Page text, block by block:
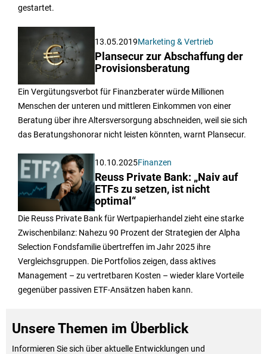
gestartet.
13.05.2019Marketing & Vertrieb
Plansecur zur Abschaffung der
Provisionsberatung
Ein Vergütungsverbot für Finanzberater würde Millionen
Menschen der unteren und mittleren Einkommen von einer
Beratung über ihre Altersversorgung abschneiden, weil sie sich
das Beratungshonorar nicht leisten könnten, warnt Plansecur.
10.10.2025Finanzen
Reuss Private Bank: „Naiv auf
ETFs zu setzen, ist nicht
optimal“
Die Reuss Private Bank für Wertpapierhandel zieht eine starke
Zwischenbilanz: Nahezu 90 Prozent der Strategien der Alpha
Selection Fondsfamilie übertreffen im Jahr 2025 ihre
Vergleichsgruppen. Die Portfolios zeigen, dass aktives
Management – zu vertretbaren Kosten – wieder klare Vorteile
gegenüber passiven ETF-Ansätzen haben kann.
Unsere Themen im Überblick
Informieren Sie sich über aktuelle Entwicklungen und